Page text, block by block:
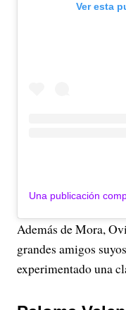
Ver esta
Además de Mora,
grandes amigos
experimentado una